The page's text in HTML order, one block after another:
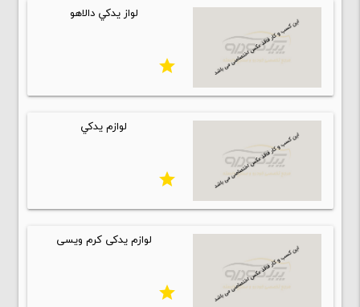
لواز يدكي دالاهو
star
لوازم يدكي
star
لوازم یدکی کرم ویسی
star